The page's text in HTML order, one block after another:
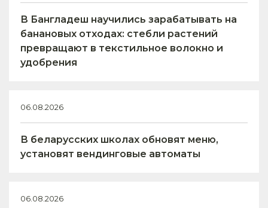
В Бангладеш научились зарабатывать на
банановых отходах: стебли растений
превращают в текстильное волокно и
удобрения
06.08.2026
В беларусских школах обновят меню,
установят вендинговые автоматы
06.08.2026